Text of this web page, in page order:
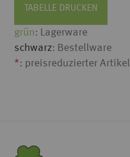
TABELLE DRUCKEN
grün: Lagerware
schwarz: Bestellware
*: preisreduzierter Artikel